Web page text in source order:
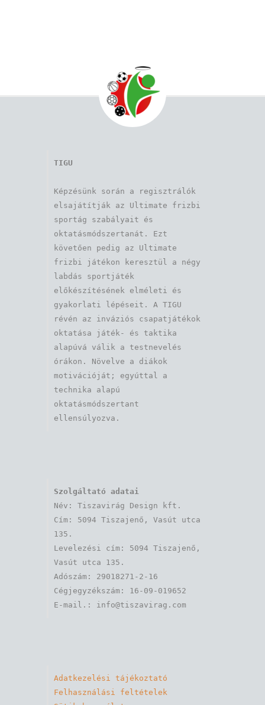
TIGU
Képzésünk során a regisztrálók
elsajátítják az Ultimate frizbi
sportág szabályait és
oktatásmódszertanát. Ezt
követően pedig az Ultimate
frizbi játékon keresztül a négy
labdás sportjáték
előkészítésének elméleti és
gyakorlati lépéseit. A TIGU
révén az inváziós csapatjátékok
oktatása játék- és taktika
alapúvá válik a testnevelés
órákon. Növelve a diákok
motivációját; egyúttal a
technika alapú
oktatásmódszertant
ellensúlyozva.
Szolgáltató adatai
Név: Tiszavirág Design kft.
Cím: 5094 Tiszajenő, Vasút utca
135.
Levelezési cím: 5094 Tiszajenő,
Vasút utca 135.
Adószám: 29018271-2-16
Cégjegyzékszám: 16-09-019652
Adatkezelési tájékoztató
Felhasználási feltételek